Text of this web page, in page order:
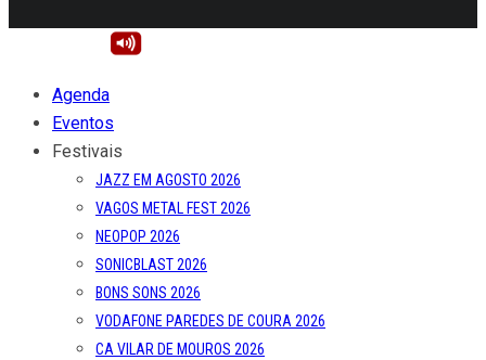
Agenda
Eventos
Festivais
JAZZ EM AGOSTO 2026
VAGOS METAL FEST 2026
NEOPOP 2026
SONICBLAST 2026
BONS SONS 2026
VODAFONE PAREDES DE COURA 2026
CA VILAR DE MOUROS 2026